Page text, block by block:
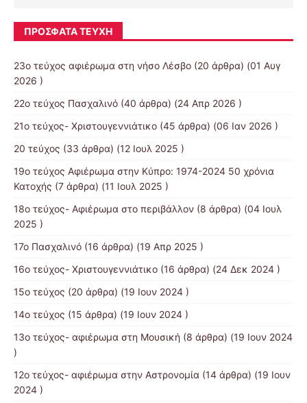
ΠΡΌΣΦΑΤΑ ΤΕΎΧΗ
23ο τεύχος αφιέρωμα στη νήσο Λέσβο (20 άρθρα) (01 Αυγ
2026 )
22ο τεύχος Πασχαλινό (40 άρθρα) (24 Απρ 2026 )
21ο τεύχος- Χριστουγεννιάτικο (45 άρθρα) (06 Ιαν 2026 )
20 τεύχος (33 άρθρα) (12 Ιουλ 2025 )
19o τεύχος Αφιέρωμα στην Κύπρο: 1974-2024 50 χρόνια
Κατοχής (7 άρθρα) (11 Ιουλ 2025 )
18ο τεύχος- Αφιέρωμα στο περιβάλλον (8 άρθρα) (04 Ιουλ
2025 )
17ο Πασχαλινό (16 άρθρα) (19 Απρ 2025 )
16ο τεύχος- Χριστουγεννιάτικο (16 άρθρα) (24 Δεκ 2024 )
15ο τεύχος (20 άρθρα) (19 Ιουν 2024 )
14ο τεύχος (15 άρθρα) (19 Ιουν 2024 )
13o τεύχος- αφιέρωμα στη Μουσική (8 άρθρα) (19 Ιουν 2024
)
12o τεύχος- αφιέρωμα στην Αστρονομία (14 άρθρα) (19 Ιουν
2024 )